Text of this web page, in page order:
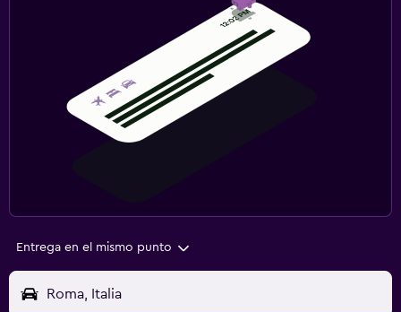
Entrega en el mismo punto
Roma, Italia